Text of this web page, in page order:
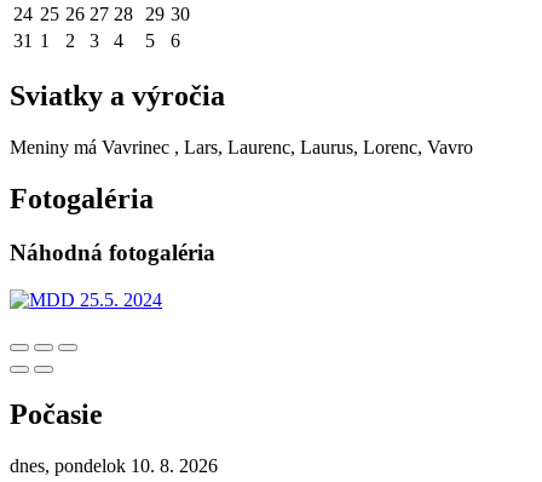
24 25 26 27 28 29 30
31 1 2 3 4 5 6
Sviatky a výročia
Meniny má Vavrinec , Lars, Laurenc, Laurus, Lorenc, Vavro
Fotogaléria
Náhodná fotogaléria
Počasie
dnes, pondelok 10. 8. 2026